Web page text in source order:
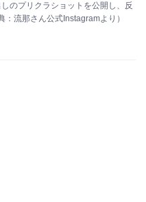
のプリクラショットを公開し、反
流那さん公式Instagramより）